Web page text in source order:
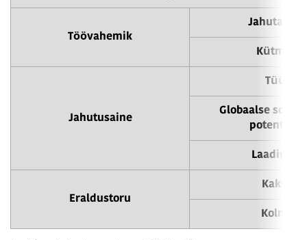
Töövahemik
Kütmine
Jahutusaine
Tüüp
Globaalse
Laadimine
Eraldustoru
Kaksik
Kolmik